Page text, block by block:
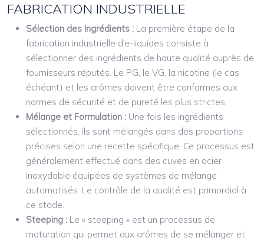
FABRICATION INDUSTRIELLE
Sélection des Ingrédients : La première étape de la
fabrication industrielle d’e-liquides consiste à
sélectionner des ingrédients de haute qualité auprès de
fournisseurs réputés. Le PG, le VG, la nicotine (le cas
échéant) et les arômes doivent être conformes aux
normes de sécurité et de pureté les plus strictes.
Mélange et Formulation : Une fois les ingrédients
sélectionnés, ils sont mélangés dans des proportions
précises selon une recette spécifique. Ce processus est
généralement effectué dans des cuves en acier
inoxydable équipées de systèmes de mélange
automatisés. Le contrôle de la qualité est primordial à
ce stade.
Steeping : Le « steeping » est un processus de
maturation qui permet aux arômes de se mélanger et